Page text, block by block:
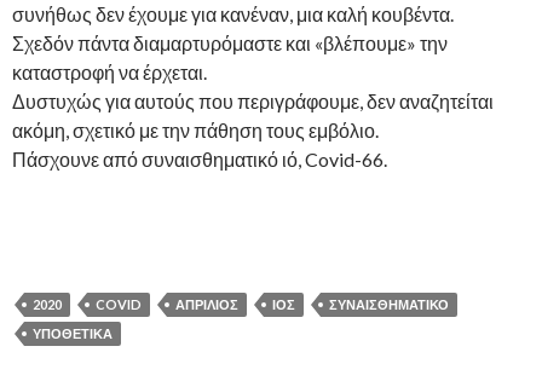
συνήθως δεν έχουμε για κανέναν, μια καλή κουβέντα.
Σχεδόν πάντα διαμαρτυρόμαστε και «βλέπουμε» την
καταστροφή να έρχεται.
Δυστυχώς για αυτούς που περιγράφουμε, δεν αναζητείται
ακόμη, σχετικό με την πάθηση τους εμβόλιο.
Πάσχουνε από συναισθηματικό ιό, Covid-66.
2020 COVID ΑΠΡΊΛΙΟΣ ΙΌΣ
ΣΥΝΑΙΣΘΗΜΑΤΙΚΌ
ΥΠΟΘΕΤΙΚΆ